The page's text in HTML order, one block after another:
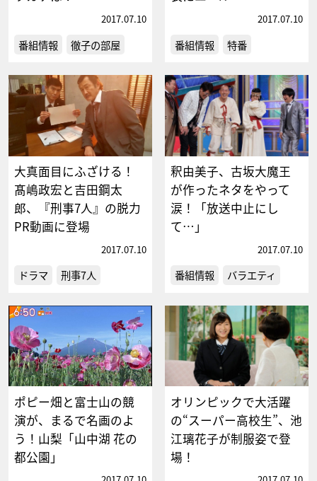
2017.07.10
番組情報 徹子の部屋
2017.07.10
番組情報 特番
大真面目にふざける！
髙嶋政宏と吉田鋼太
郎、『刑事7人』の脱力
PR動画に登場
2017.07.10
ドラマ 刑事7人
釈由美子、古坂大魔王
が作ったネタをやって
涙！「放送中止にし
て…」
2017.07.10
番組情報 バラエティ
ポピー畑と富士山の競
演が、まるで名画のよ
う！山梨「山中湖 花の
都公園」
オリンピックで大活躍
の“スーパー高校生”、池
江璃花子が制服姿で登
場！